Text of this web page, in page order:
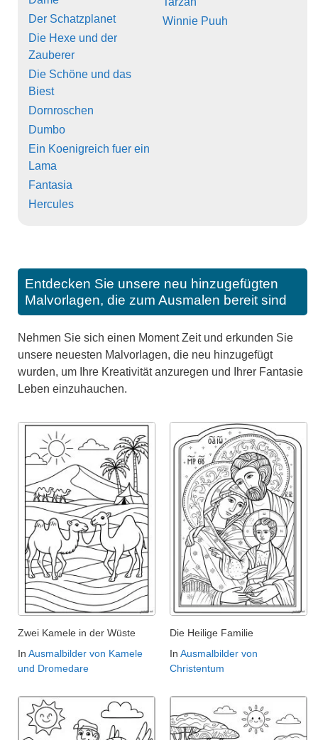
Der Schatzplanet
Die Hexe und der
Zauberer
Die Schöne und das
Biest
Dornroschen
Dumbo
Ein Koenigreich fuer ein
Lama
Fantasia
Hercules
Winnie Puuh
Entdecken Sie unsere neu hinzugefügten
Malvorlagen, die zum Ausmalen bereit sind
Nehmen Sie sich einen Moment Zeit und erkunden Sie
unsere neuesten Malvorlagen, die neu hinzugefügt
wurden, um Ihre Kreativität anzuregen und Ihrer Fantasie
Leben einzuhauchen.
Zwei Kamele in der Wüste
In Ausmalbilder von Kamele
und Dromedare
Die Heilige Familie
In Ausmalbilder von
Christentum